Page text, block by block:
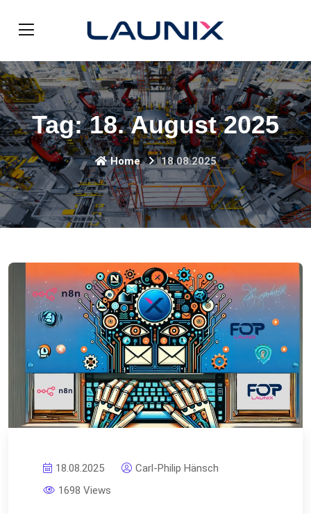
Tag:18. August 2025
Home 18.08.2025
18.08.2025
Carl-Philip Hänsch
1698 Views